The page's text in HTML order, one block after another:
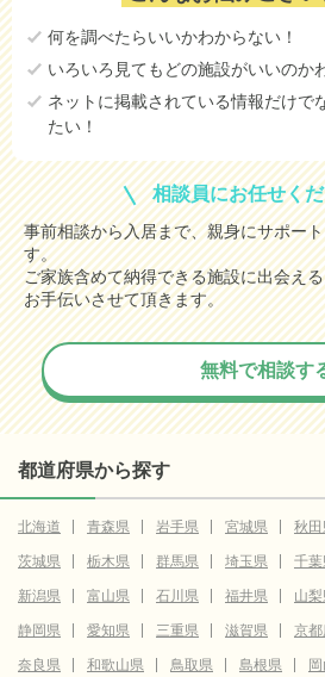
何を調べたらいいかわからない！
いろいろ見てもどの施設がいいのか
ネットに掲載されている情報だけで
たい！
相談員にお任せく
事前相談から入居まで、親身にサポー
す。
ご家族含めて納得できる施設に出会え
お手伝いさせて頂きます。
無料で相談す
都道府県から探す
北海道 青森県 岩手県 宮城県 秋
茨城県
栃木県 群馬県 埼玉県 千
新潟県
富山県 石川県 福井県 山
静岡県
愛知県 三重県 滋賀県 京
奈良県
和歌山県 鳥取県 島根県